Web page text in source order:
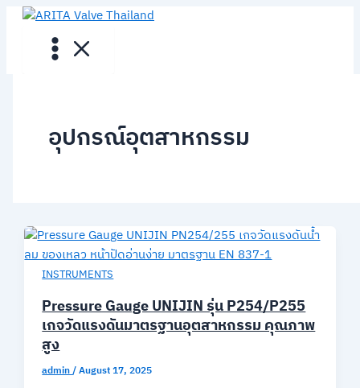
Skip
อุปกรณ์อุตสาหกรรม
INSTRUMENTS
Pressure Gauge UNIJIN รุ่น P254/P255
เกจวัดแรงดันมาตรฐานอุตสาหกรรม คุณภาพ
สูง
admin/August 17, 2025